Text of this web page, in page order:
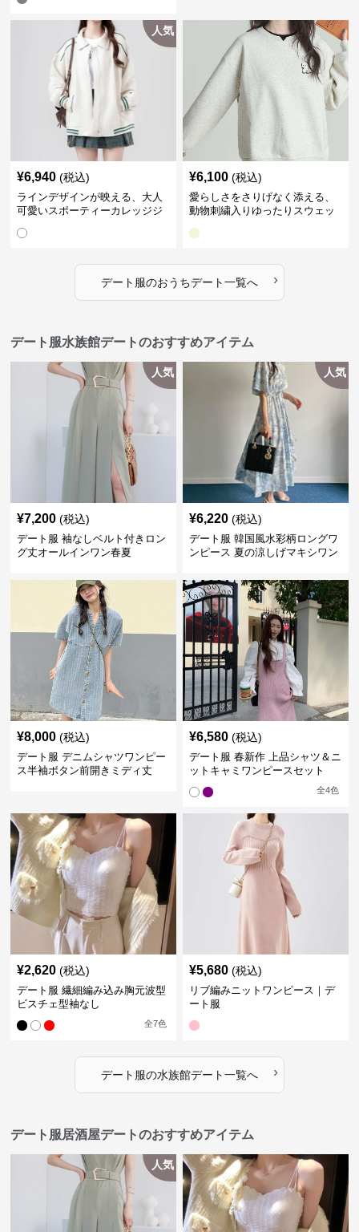
人気
¥6,940 (税込)
ラインデザインが映える、大人
可愛いスポーティーカレッジジ
¥6,100 (税込)
愛らしさをさりげなく添える、
動物刺繍入りゆったりスウェッ
デート服のおうちデート一覧へ ›
デート服水族館デートのおすすめアイテム
人気
¥7,200 (税込)
デート服 袖なしベルト付きロン
グ丈オールインワン春夏
人気
¥6,220 (税込)
デート服 韓国風水彩柄ロングワ
ンピース 夏の涼しげマキシワン
¥8,000 (税込)
デート服 デニムシャツワンピー
ス半袖ボタン前開きミディ丈
¥6,580 (税込)
デート服 春新作 上品シャツ＆ニ
ットキャミワンピースセット
全4色
¥2,620 (税込)
デート服 繊細編み込み胸元波型
ビスチェ型袖なし
全7色
¥5,680 (税込)
リブ編みニットワンピース｜デ
ート服
デート服の水族館デート一覧へ ›
デート服居酒屋デートのおすすめアイテム
人気